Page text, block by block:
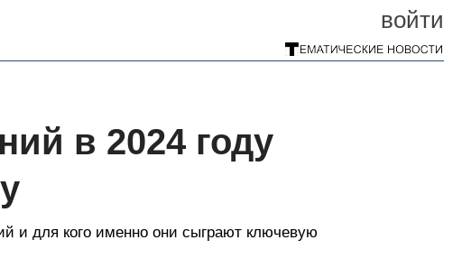
войти
в 2024 году
и для кого именно они сыграют ключевую